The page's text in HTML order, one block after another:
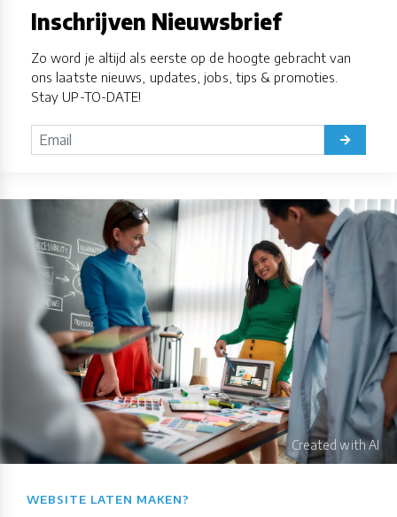
Inschrijven Nieuwsbrief
Zo word je altijd als eerste op de hoogte gebracht van
ons laatste nieuws, updates, jobs, tips & promoties.
Stay UP-TO-DATE!
WEBSITE LATEN MAKEN?​​​​​​​​​​​​​​